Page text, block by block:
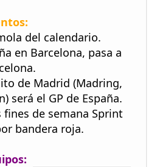
del calendario.
en Barcelona, pasa a
de Madrid (Madring,
será el GP de España.
de semana Sprint
bandera roja.